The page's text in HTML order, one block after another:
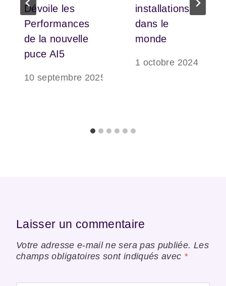
Dévoile les
Performances
de la nouvelle
puce AI5
10 septembre 2025
installations
dans le
monde
1 octobre 2024
Laisser un commentaire
Votre adresse e-mail ne sera pas publiée. Les
champs obligatoires sont indiqués avec *